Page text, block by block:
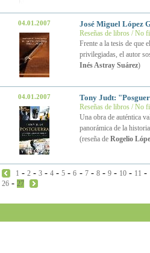
04.01.2007 José Miguel López
Reseñas de libros / No
Frente a la tesis de que
privilegiadas, el autor
Inés Astray Suárez)
04.01.2007 Tony Judt:
Reseñas de libros / No
Una obra de auténtica
panorámica de la
(reseña de Rogelio
1 -2 -3 -4 -5 -6 - 7- 8- 9- 10- 11 -
26 - 27